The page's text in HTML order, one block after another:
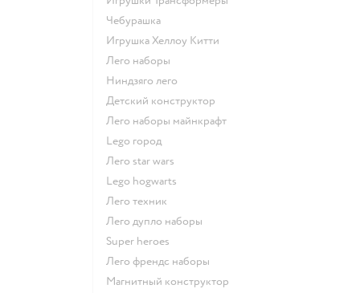
Чебурашка
Игрушка Хеллоу Китти
Лего наборы
Ниндзяго лего
Детский конструктор
Лего наборы майнкрафт
Lego город
Лего star wars
Lego hogwarts
Лего техник
Лего дупло наборы
Super heroes
Лего френдс наборы
Магнитный конструктор